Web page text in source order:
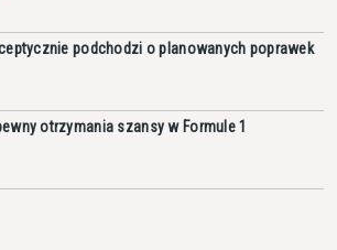
podchodzi o planowanych poprawek
otrzymania szansy w Formule 1